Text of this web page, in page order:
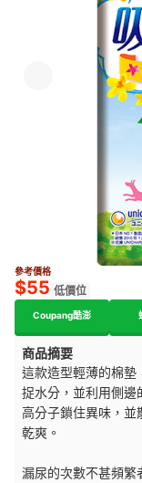
參考價格
$55 低價位
Coupang酷澎
商品摘要
這款造型輕薄的棉墊
捉水分，並利用側邊
高分子鎖住異味，並
乾爽。
漏尿的次數不甚頻